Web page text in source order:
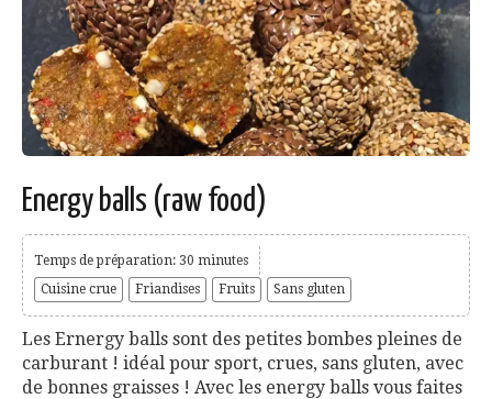
Energy balls (raw food)
Temps de préparation: 30 minutes
Cuisine crue
Friandises Fruits Sans gluten
Les Ernergy balls sont des petites bombes pleines de
carburant ! idéal pour sport, crues, sans gluten, avec
de bonnes graisses ! Avec les energy balls vous faites